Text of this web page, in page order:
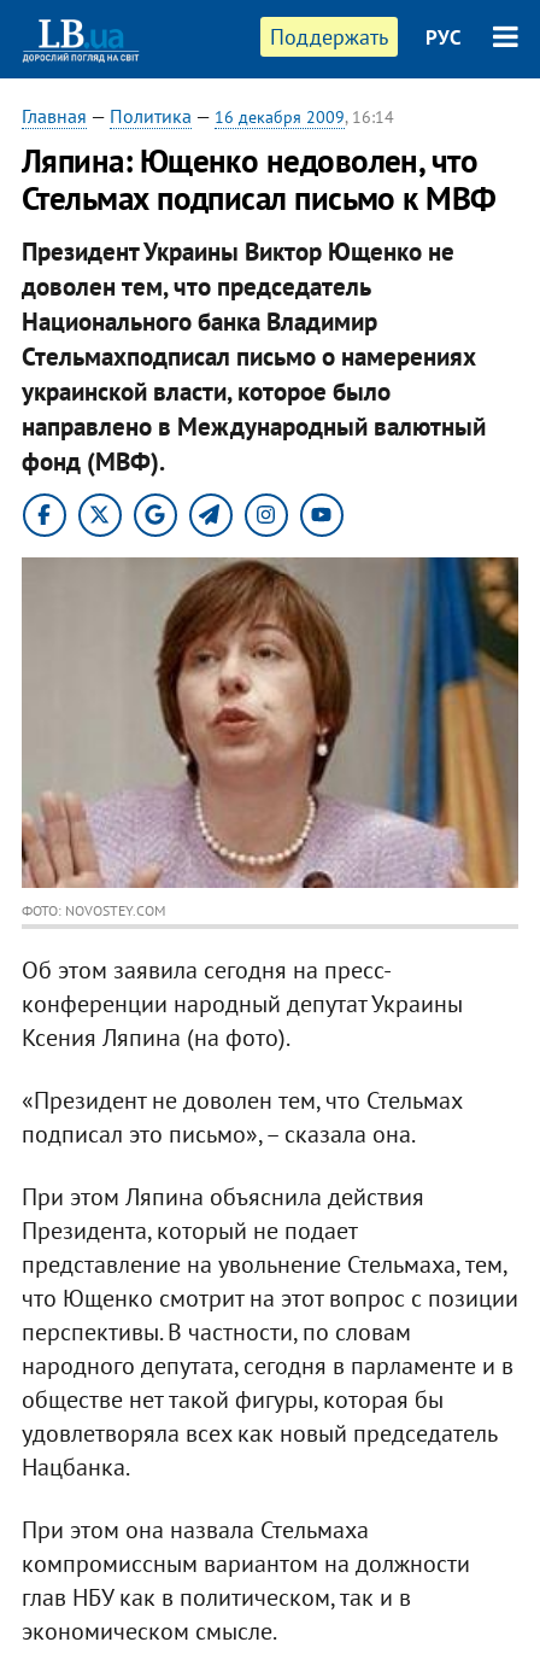
Поддержать РУС
Главная — Политика — 16 декабря 2009, 16:14
Ляпина: Ющенко недоволен, что
Стельмах подписал письмо к МВФ
Президент Украины Виктор Ющенко не
доволен тем, что председатель
Национального банка Владимир
Стельмахподписал письмо о намерениях
украинской власти, которое было
направлено в Международный валютный
фонд (МВФ).
ФОТО: NOVOSTEY.COM
Об этом заявила сегодня на пресс-
конференции народный депутат Украины
Ксения Ляпина (на фото).
«Президент не доволен тем, что Стельмах
подписал это письмо», – сказала она.
При этом Ляпина объяснила действия
Президента, который не подает
представление на увольнение Стельмаха, тем,
что Ющенко смотрит на этот вопрос с позиции
перспективы. В частности, по словам
народного депутата, сегодня в парламенте и в
обществе нет такой фигуры, которая бы
удовлетворяла всех как новый председатель
Нацбанка.
При этом она назвала Стельмаха
компромиссным вариантом на должности
глав НБУ как в политическом, так и в
экономическом смысле.